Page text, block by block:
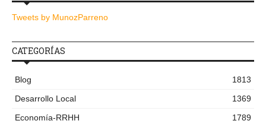
Tweets by MunozParreno
CATEGORÍAS
Blog
1813
Desarrollo Local
1369
Economía-RRHH
1789